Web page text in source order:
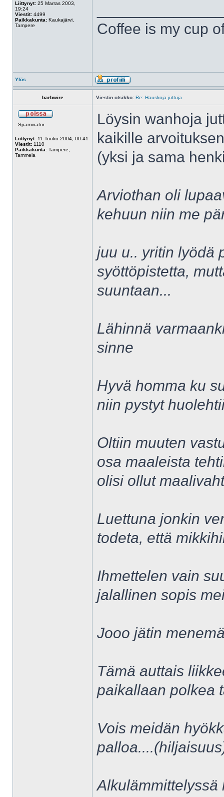
Liittynyt: 25 Marras 2003,
19:24
Viestit: 4499
Paikkakunta: Kaukajärvi,
Tampere
Coffee is my cup
Ylös
barbwire Viestin otsikko: Re: Hauskoja juttuja
Spaminator
Liittynyt: 11 Touko 2004, 00:41
Viestit: 1110
Paikkakunta: Tampere,
Tammela
Löysin wanhoja
kaikille
(yksi ja sama
Arviothan oli
kehuun niin me
juu u.. yritin lyödä
syöttöpistetta,
suuntaan...
Lähinnä
sinne
Hyvä homma ku
niin pystyt
Oltiin muuten
osa maaleista
olisi ollut
Luettuna jonkin
todeta, että
Ihmettelen vain
jalallinen sopis
Jooo jätin
Tämä auttais
paikallaan polkea
Vois meidän
Alkulämmittelyssä